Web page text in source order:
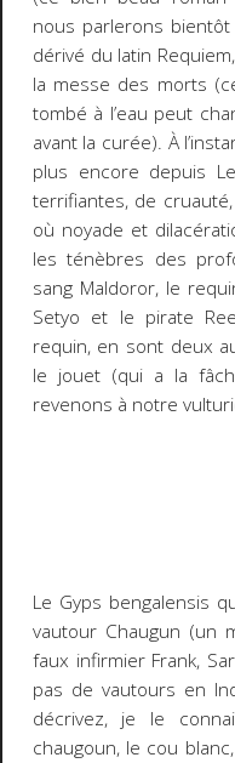
nous parlerons
dérivé du latin Requiem
la messe des morts
tombé à l’eau peut
avant la curée). À
plus encore depuis
terrifiantes, de
où noyade et
les ténèbres des
sang Maldoror, le
Setyo et le pirate
requin, en sont deux
le jouet (qui a la
revenons à notre
Le Gyps bengalensis
vautour Chaugun (un
faux infirmier Frank,
pas de vautours en
décrivez, je le
chaugoun, le cou blanc,